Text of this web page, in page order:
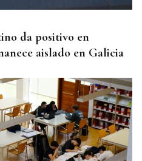
da positivo en
aislado en Galicia